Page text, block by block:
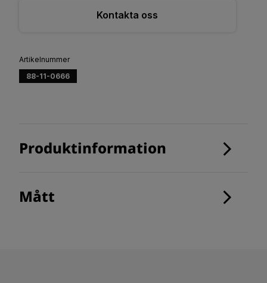
Kontakta oss
Artikelnummer
88-11-0666
Produktinformation
Mått